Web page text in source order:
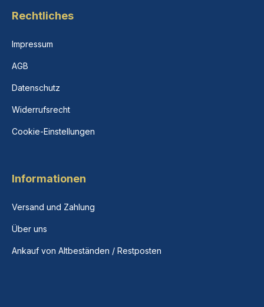
Rechtliches
Impressum
AGB
Datenschutz
Widerrufsrecht
Cookie-Einstellungen
Informationen
Versand und Zahlung
Über uns
Ankauf von Altbeständen / Restposten